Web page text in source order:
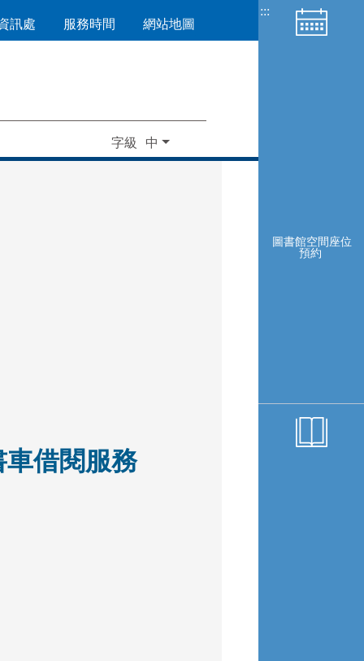
訊處 服務時間 網站地圖
字級
:::
圖書館空間座位
預約
借閱服務